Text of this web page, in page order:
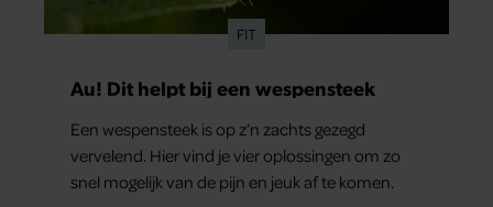
FIT
Au! Dit helpt bij een wespensteek
Een wespensteek is op z’n zachts gezegd
vervelend. Hier vind je vier oplossingen om zo
snel mogelijk van de pijn en jeuk af te komen.